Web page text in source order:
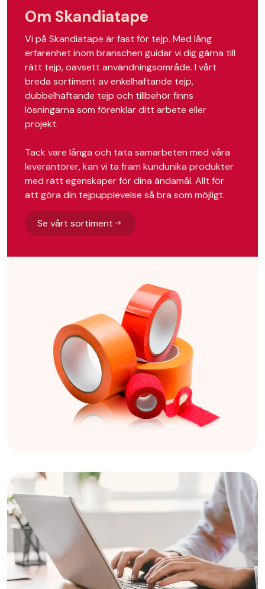
Om Skandiatape
Vi på Skandiatape är fast för tejp. Med lång
erfarenhet inom branschen guidar vi dig gärna till
rätt tejp, oavsett användningsområde. I vårt
breda sortiment av enkelhäftande tejp,
dubbelhäftande tejp och tillbehör finns
lösningarna som förenklar ditt arbete eller
projekt.
Tack vare långa och täta samarbeten med våra
leverantörer, kan vi ta fram kundunika produkter
med rätt egenskaper för dina ändamål. Allt för
att göra din tejpupplevelse så bra som möjligt.
Se vårt sortiment